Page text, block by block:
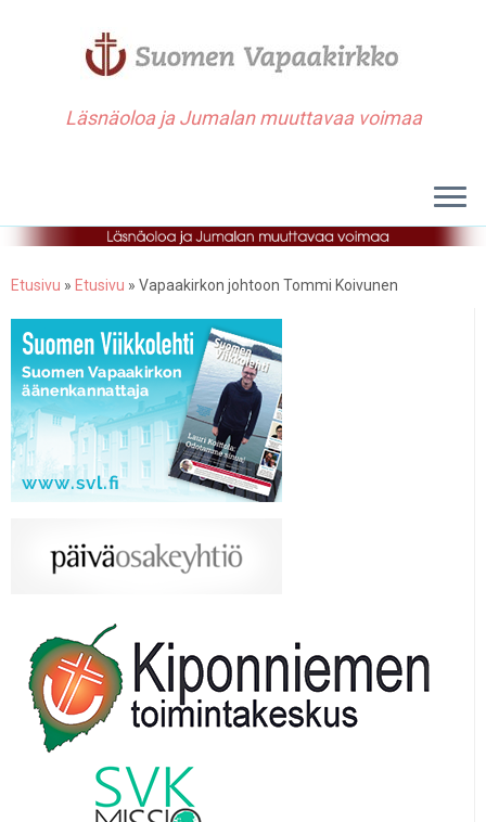
Läsnäoloa ja Jumalan muuttavaa voimaa
Etusivu » Etusivu » Vapaakirkon johtoon Tommi Koivunen